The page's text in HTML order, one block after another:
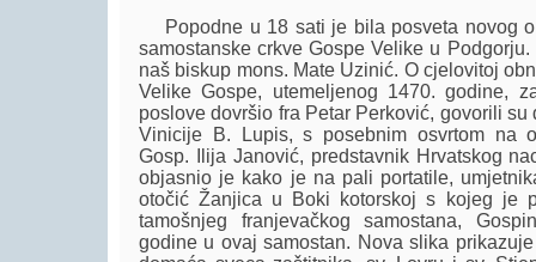
Popodne u 18 sati je bila posveta novog
samostanske crkve Gospe Velike u
naš biskup mons. Mate Uzinić. O cjelovitoj
Velike Gospe, utemeljenog 1470. godine,
poslove dovršio fra Petar Perković, govorili su
Vinicije B. Lupis, s posebnim osvrtom na
Gosp. Ilija Janović, predstavnik Hrvatskog
objasnio je kako je na pali portatile,
otočić Žanjica u Boki kotorskoj s kojeg je
tamošnjeg franjevačkog samostana,
godine u ovaj samostan. Nova slika